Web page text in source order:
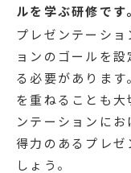
ルを学ぶ研修です。
プレゼンテーシ
ョンのゴールを
る必要がありま
を重ねることも
ンテーションに
得力のあるプレゼ
しょう。